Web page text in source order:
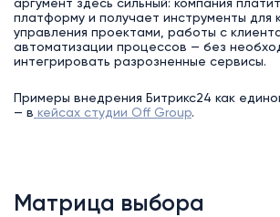
аргумент здесь сильный: компания
платформу и получает инструменты для
управления проектами, работы с
автоматизации процессов — без
интегрировать разрозненные сервисы.
Примеры внедрения Битрикс24 как
— в кейсах студии Off Group.
Матрица выбора